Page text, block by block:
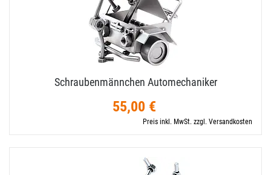
Schraubenmännchen Automechaniker
55,00 €
Preis inkl. MwSt. zzgl. Versandkosten